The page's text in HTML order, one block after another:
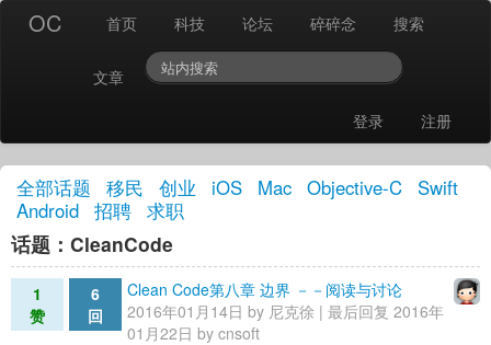
OC 首页 科技 论坛 碎碎念 搜索
文章
登录
注册
全部话题 移民 创业 iOS Mac Objective-C
Swift
Android 招聘 求职
话题：CleanCode
1
赞
6
回
Clean Code第八章 边界 －－阅读与讨论
2016年01月14日 by 尼克徐 | 最后回复 2016年
01月22日 by cnsoft